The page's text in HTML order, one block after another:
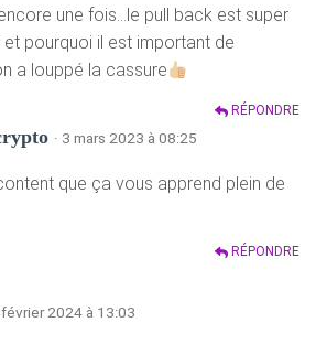
une fois…le pull back est super
et pourquoi il est important de
a louppé la cassure
RÉPONDRE
· 3 mars 2023 à 08:25
que ça vous apprend plein de
RÉPONDRE
février 2024 à 13:03